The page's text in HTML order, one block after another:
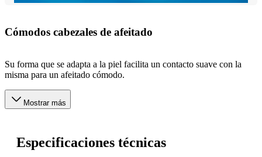
Cómodos cabezales de afeitado
Su forma que se adapta a la piel facilita un contacto suave con la
misma para un afeitado cómodo.
Mostrar más
Especificaciones técnicas